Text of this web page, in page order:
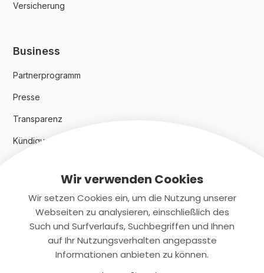
Versicherung
Business
Partnerprogramm
Presse
Transparenz
Kündigungsindex 2024
Rechtliches
Datenschutz
Wir verwenden Cookies
Wir setzen Cookies ein, um die Nutzung unserer
Webseiten zu analysieren, einschließlich des
Such und Surfverlaufs, Suchbegriffen und Ihnen
auf Ihr Nutzungsverhalten angepasste
Informationen anbieten zu können.